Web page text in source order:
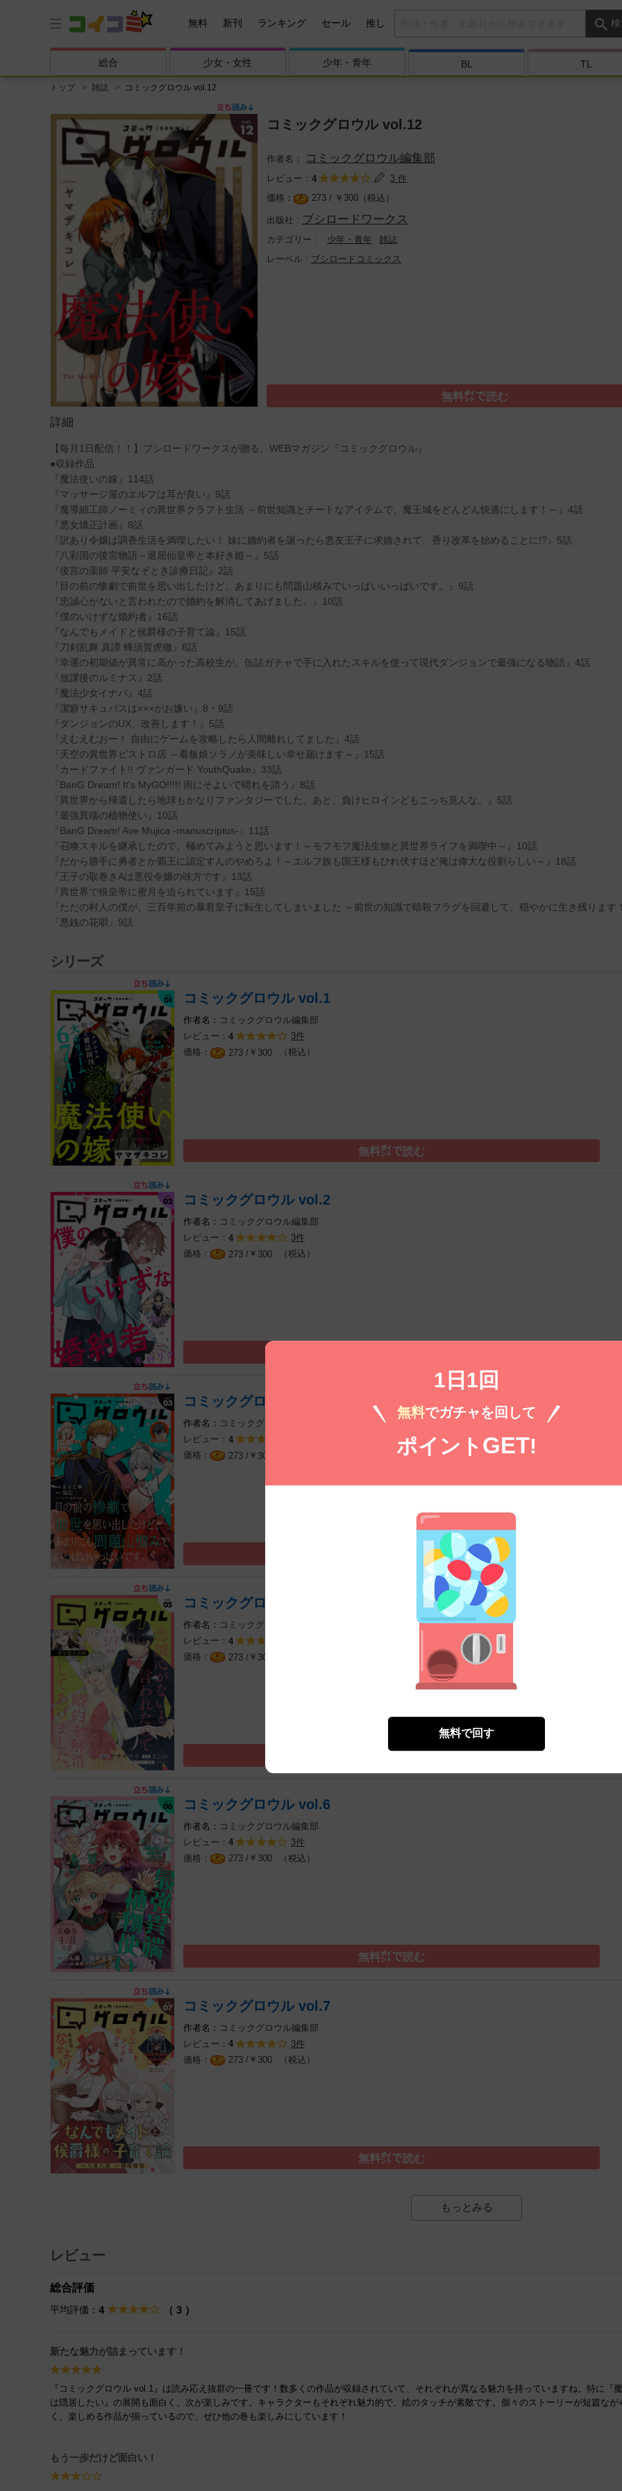
無料 新刊 ランキング セール 推し
総合 少女・ 女性 少年・ 青年 BL TL
トップ 雑誌 コミックグロウル vol.12
コミックグロウル vol.12
コミックグロウル編集部
レビュー： 4
3 件
273 / ￥ 300（税込）
ブシロードワークス
少年・青年
雑誌
ブシロードコミックス
無料㌽で読む
詳細
【毎月1日配信！！】ブシロードワークスが贈る、WEBマガジン『コミックグロウル』
●収録作品
『魔法使いの嫁』114話
『マッサージ屋のエルフは耳が良い』9話
『魔導細工師ノーミィの異世界クラフト生活 ～前世知識とチートなアイテムで、魔王城をどんどん快適にします！～』4話
『悪女矯正計画』8話
『訳あり令嬢は調香生活を満喫したい！ 妹に婚約者を譲ったら悪友王子に求婚されて、香り改革を始めることに!?』5話
『八彩国の後宮物語～退屈仙皇帝と本好き姫～』5話
『後宮の薬師 平安なぞとき診療日記』2話
『目の前の惨劇で前世を思い出したけど、あまりにも問題山積みでいっぱいいっぱいです。』9話
『忠誠心がないと言われたので婚約を解消してあげました。』10話
『僕のいけずな婚約者』16話
『なんでもメイドと侯爵様の子育て論』15話
『刀剣乱舞 真譚 蜂須賀虎徹』8話
『幸運の初期値が異常に高かった高校生が、缶詰ガチャで手に入れたスキルを使って現代ダンジョンで最強になる物語』4話
『放課後のルミナス』2話
『魔法少女イナバ』4話
『潔癖サキュバスは×××がお嫌い』8・9話
『ダンジョンのUX、改善します！』5話
『えむえむおー！ 自由にゲームを攻略したら人間離れしてました』4話
『天空の異世界ビストロ店 ～看板娘ソラノが美味しい幸せ届けます～』15話
『カードファイト!! ヴァンガード YouthQuake』33話
『BanG Dream! It's MyGO!!!!! 雨にそよいで晴れを請う』8話
『異世界から帰還したら地球もかなりファンタジーでした。あと、負けヒロインどもこっち見んな。』5話
『最強異端の植物使い』10話
『BanG Dream! Ave Mujica -manuscriptus-』11話
『召喚スキルを継承したので、極めてみようと思います！～モフモフ魔法生物と異世界ライフを満喫中～』10話
『だから勝手に勇者とか覇王に認定すんのやめろよ！～エルフ族も国王様もひれ伏すほど俺は偉大な役割らしい～』18話
『王子の取巻きAは悪役令嬢の味方です』13話
『異世界で狼皇帝に蜜月を迫られています』15話
『ただの村人の僕が、三百年前の暴君皇子に転生してしまいました ～前世の知識で暗殺フラグを回避して、穏やかに生き残ります
『悪銭の花唄』9話
シリーズ
コミックグロウル vol.1
コミックグロウル編集部
レビュー： 4
3件
273 / ￥ 300 （税込）
無料㌽で読む
コミックグロウル vol.2
コミックグロウル編集部
レビュー： 4
3件
273 / ￥ 300 （税込）
コミックグロウル vol.3
コミックグロウル編集部
レビュー： 4
273 / ￥ 300
無料㌽で読む
コミックグロウル vol.5
コミックグロウル編集部
レビュー： 4
273 / ￥ 300
コミックグロウル vol.6
コミックグロウル編集部
レビュー： 4
3件
273 / ￥ 300 （税込）
無料㌽で読む
コミックグロウル vol.7
コミックグロウル編集部
レビュー： 4
3件
273 / ￥ 300 （税込）
無料㌽で読む
もっとみる
レビュー
総合評価
平均評価： 4 （ 3 ）
新たな魅力が詰まっています！
『コミックグロウル vol.1』は読み応え抜群の一冊です！数多くの作品が収録されていて、それぞれが異なる魅力を持っていますね。特に
は隠居したい』の展開も面白く、次が楽しみです。キャラクターもそれぞれ魅力的で、絵のタッチが素敵です。個々のストーリーが短篇な
く、楽しめる作品が揃っているので、ぜひ他の巻も楽しみにしています！
もう一歩だけど面白い！
1日1回
無料でガチャを回して
ポイント GET!
無料で回す